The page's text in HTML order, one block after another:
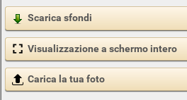
Scarica sfondi
Visualizzazione a schermo intero
Carica la tua foto